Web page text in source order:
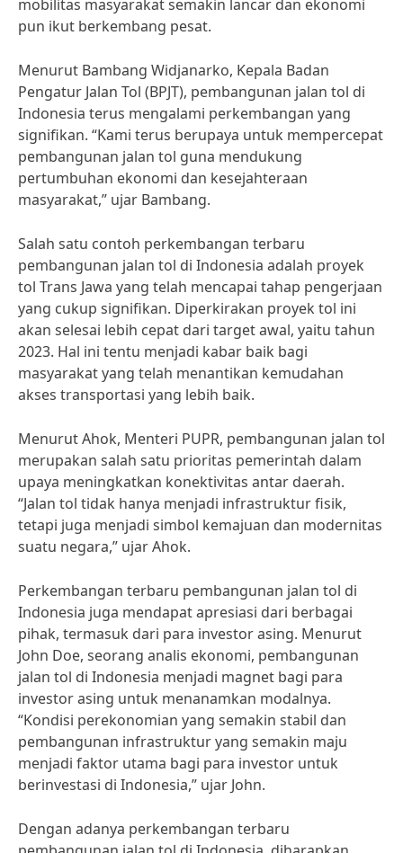
mobilitas masyarakat semakin lancar dan ekonomi
pun ikut berkembang pesat.
Menurut Bambang Widjanarko, Kepala Badan
Pengatur Jalan Tol (BPJT), pembangunan jalan tol di
Indonesia terus mengalami perkembangan yang
signifikan. “Kami terus berupaya untuk mempercepat
pembangunan jalan tol guna mendukung
pertumbuhan ekonomi dan kesejahteraan
masyarakat,” ujar Bambang.
Salah satu contoh perkembangan terbaru
pembangunan jalan tol di Indonesia adalah proyek
tol Trans Jawa yang telah mencapai tahap pengerjaan
yang cukup signifikan. Diperkirakan proyek tol ini
akan selesai lebih cepat dari target awal, yaitu tahun
2023. Hal ini tentu menjadi kabar baik bagi
masyarakat yang telah menantikan kemudahan
akses transportasi yang lebih baik.
Menurut Ahok, Menteri PUPR, pembangunan jalan tol
merupakan salah satu prioritas pemerintah dalam
upaya meningkatkan konektivitas antar daerah.
“Jalan tol tidak hanya menjadi infrastruktur fisik,
tetapi juga menjadi simbol kemajuan dan modernitas
suatu negara,” ujar Ahok.
Perkembangan terbaru pembangunan jalan tol di
Indonesia juga mendapat apresiasi dari berbagai
pihak, termasuk dari para investor asing. Menurut
John Doe, seorang analis ekonomi, pembangunan
jalan tol di Indonesia menjadi magnet bagi para
investor asing untuk menanamkan modalnya.
“Kondisi perekonomian yang semakin stabil dan
pembangunan infrastruktur yang semakin maju
menjadi faktor utama bagi para investor untuk
berinvestasi di Indonesia,” ujar John.
Dengan adanya perkembangan terbaru